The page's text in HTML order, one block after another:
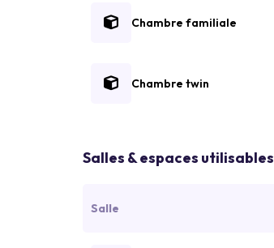
Chambre familiale
Chambre twin
Salles & espaces utilisables
Salle